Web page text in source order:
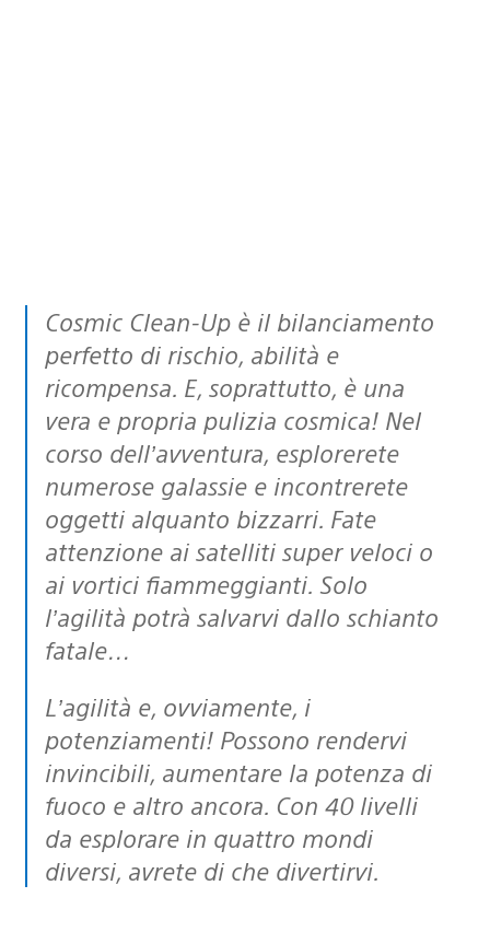
Cosmic Clean-Up è il bilanciamento
perfetto di rischio, abilità e
ricompensa. E, soprattutto, è una
vera e propria pulizia cosmica! Nel
corso dell’avventura, esplorerete
numerose galassie e incontrerete
oggetti alquanto bizzarri. Fate
attenzione ai satelliti super veloci o
ai vortici fiammeggianti. Solo
l’agilità potrà salvarvi dallo schianto
fatale…
L’agilità e, ovviamente, i
potenziamenti! Possono rendervi
invincibili, aumentare la potenza di
fuoco e altro ancora. Con 40 livelli
da esplorare in quattro mondi
diversi, avrete di che divertirvi.